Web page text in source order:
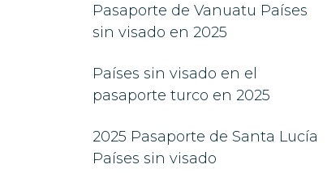
Pasaporte de Vanuatu Países
sin visado en 2025
Países sin visado en el
pasaporte turco en 2025
2025 Pasaporte de Santa Lucía
Países sin visado